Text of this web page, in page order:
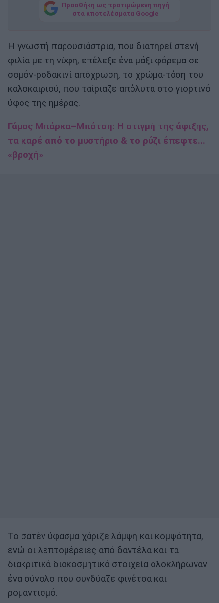
Προσθήκη ως προτιμώμενη πηγή
στα αποτελέσματα Google
Η γνωστή παρουσιάστρια, που διατηρεί στενή
φιλία με τη νύφη, επέλεξε ένα μάξι φόρεμα σε
σομόν-ροδακινί απόχρωση, το χρώμα-τάση του
καλοκαιριού, που ταίριαζε απόλυτα στο γιορτινό
ύφος της ημέρας.
Γάμος Μπάρκα–Μπότση: Η στιγμή της άφιξης,
τα καρέ από το μυστήριο & το ρύζι έπεφτε...
«βροχή»
Το σατέν ύφασμα χάριζε λάμψη και κομψότητα,
ενώ οι λεπτομέρειες από δαντέλα και τα
διακριτικά διακοσμητικά στοιχεία ολοκλήρωναν
ένα σύνολο που συνδύαζε φινέτσα και
ρομαντισμό.